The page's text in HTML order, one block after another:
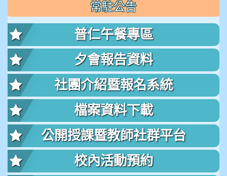
常駐公告
普仁午餐專區
夕會報告資料
社團介紹暨報名系統
檔案資料下載
公開授課暨教師社群平台
校內活動預約